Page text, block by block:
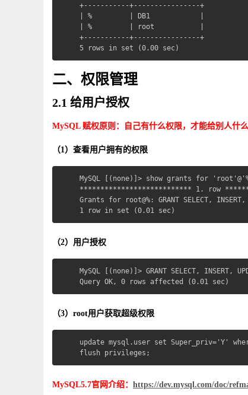
+-----------+----------------+
| %         | DB1            |
| %         | root           |
+-----------+----------------+
5 rows in set (0.00 sec)
二、权限管理
2.1 给用户授权
MySQL 赋权原则：自己有什么权限，才能给别人什么
（1）查看用户拥有的权限
MySQL [(none)]> show grants for
*************************** 1. row
Grants for root@%: GRANT SELECT, INSERT,
1 row in set (0.01 sec)
（2）用户授权
MySQL [(none)]> GRANT SELECT, INSERT,
Query OK, 0 rows affected (0.01 sec)
（3）root用户获取超级权限
update mysql.user set Super_priv='Y'
flush privileges;
MySQL5.7官网介绍： https://dev.mysql.com/doc/